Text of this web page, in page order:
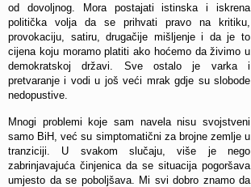
od dovoljnog. Mora postajati istinska i iskrena
politička volja da se prihvati pravo na kritiku,
provokaciju, satiru, drugačije mišljenje i da je to
cijena koju moramo platiti ako hoćemo da živimo u
demokratskoj državi. Sve ostalo je varka i
pretvaranje i vodi u još veći mrak gdje su slobode
nedopustive.
Mnogi problemi koje sam navela nisu svojstveni
samo BiH, već su simptomatični za brojne zemlje u
tranziciji. U svakom slučaju, više je nego
zabrinjavajuća činjenica da se situacija pogoršava
umjesto da se poboljšava. Mi svi dobro znamo da